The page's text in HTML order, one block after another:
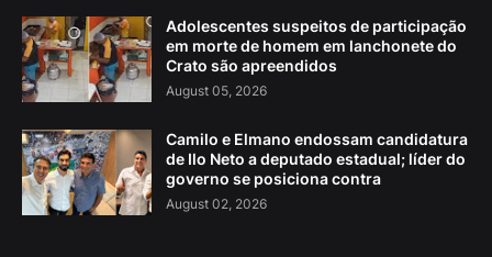
Adolescentes suspeitos de participação
em morte de homem em lanchonete do
Crato são apreendidos
August 05, 2026
Camilo e Elmano endossam candidatura
de Ilo Neto a deputado estadual; líder do
governo se posiciona contra
August 02, 2026